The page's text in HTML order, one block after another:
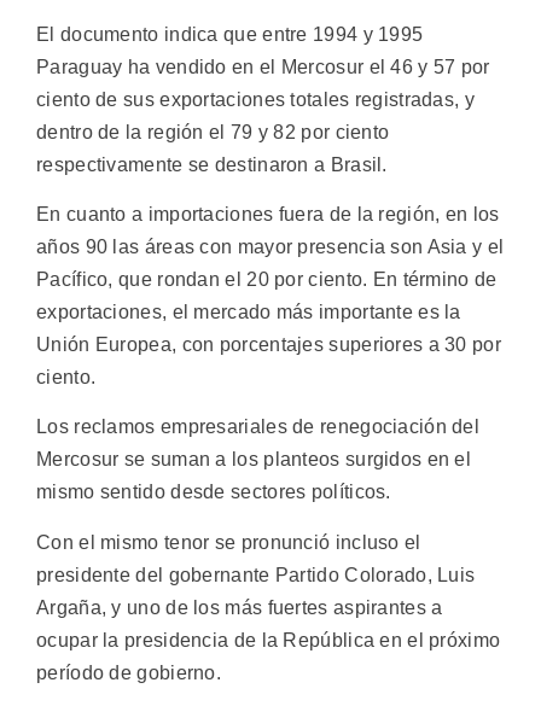
El documento indica que entre 1994 y 1995
Paraguay ha vendido en el Mercosur el 46 y 57 por
ciento de sus exportaciones totales registradas, y
dentro de la región el 79 y 82 por ciento
respectivamente se destinaron a Brasil.
En cuanto a importaciones fuera de la región, en los
años 90 las áreas con mayor presencia son Asia y el
Pacífico, que rondan el 20 por ciento. En término de
exportaciones, el mercado más importante es la
Unión Europea, con porcentajes superiores a 30 por
ciento.
Los reclamos empresariales de renegociación del
Mercosur se suman a los planteos surgidos en el
mismo sentido desde sectores políticos.
Con el mismo tenor se pronunció incluso el
presidente del gobernante Partido Colorado, Luis
Argaña, y uno de los más fuertes aspirantes a
ocupar la presidencia de la República en el próximo
período de gobierno.